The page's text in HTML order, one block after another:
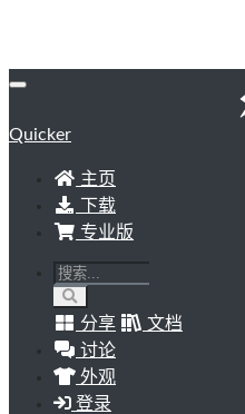
Quicker
主页
下载
专业版
分享
文档
讨论
外观
登录